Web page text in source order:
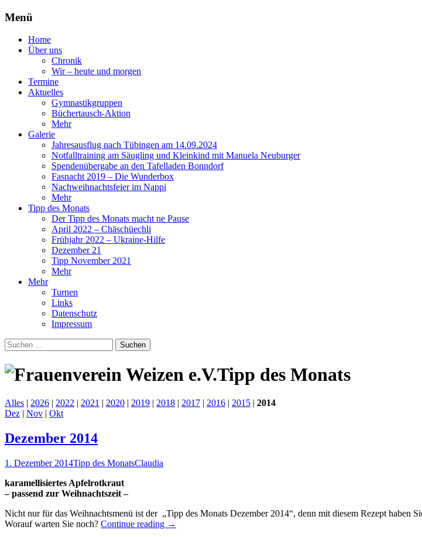
Menü
Zum
Inhalt
Home
Über uns
Chronik
Wir – heute und morgen
Termine
Aktuelles
Gymnastikgruppen
Büchertausch-Aktion
Mehr
Galerie
Jahresausflug nach Tübingen am 14.09.2024
Notfalltraining am Säugling und Kleinkind mit Manuela Neuburger
Spendenübergabe an den Tafelladen Bonndorf
Fasnacht 2019 – Die Wunderbox
Nachweihnachtsfeier im Nappi
Mehr
Tipp des Monats
Der Tipp des Monats macht ne Pause
April 2022 – Chäschüechli
Frühjahr 2022 – Ukraine-Hilfe
Dezember 21
Tipp November 2021
Mehr
Mehr
Turnen
Links
Datenschutz
Impressum
Suchen
nach:
Tipp des Monats
Alles | 2026 | 2022 | 2021 | 2020 | 2019 | 2018 | 2017 | 2016 | 2015 | 2014
Dez | Nov | Okt
Dezember 2014
1. Dezember 2014Tipp des MonatsClaudia
karamellisiertes Apfelrotkraut
– passend zur Weihnachtszeit –
Nicht nur für das Weihnachtsmenü ist der „Tipp des Monats Dezember 2014“, denn mit diesem Rezept
Worauf warten Sie noch? Continue reading →